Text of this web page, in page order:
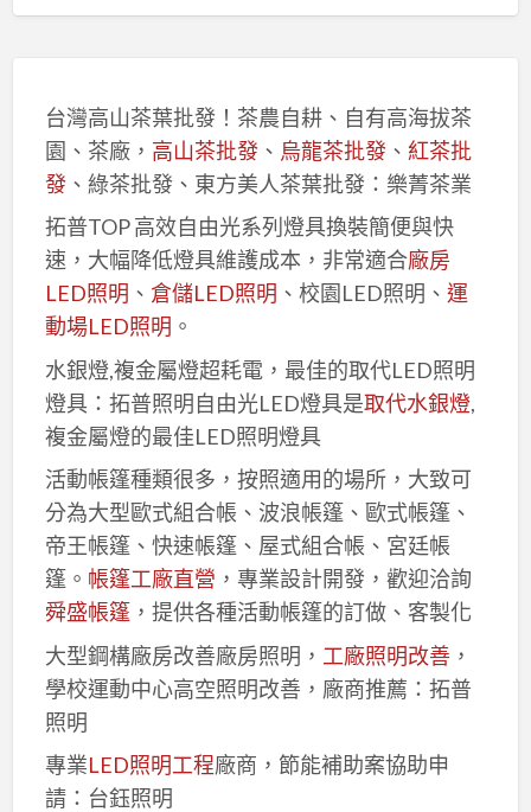
台灣高山茶葉批發！茶農自耕、自有高海拔茶
園、茶廠， 高山茶批發、 烏龍茶批發、 紅茶批
發、綠茶批發、東方美人茶葉批發：樂菁茶業
拓普TOP 高效自由光系列燈具換裝簡便與快
速，大幅降低燈具維護成本，非常適合廠房
LED照明 、 倉儲LED照明 、校園LED照明、 運
動場LED照明 。
水銀燈,複金屬燈超耗電，最佳的取代LED照明
燈具：拓普照明自由光LED燈具是取代水銀燈,
複金屬燈的最佳LED照明燈具
活動帳篷種類很多，按照適用的場所，大致可
分為大型歐式組合帳、波浪帳篷、歐式帳篷、
帝王帳篷、快速帳篷、屋式組合帳、宮廷帳
篷。 帳篷工廠直營 ，專業設計開發，歡迎洽詢
舜盛帳篷，提供各種活動帳篷的訂做、客製化
大型鋼構廠房改善廠房照明， 工廠照明改善，
學校運動中心高空照明改善，廠商推薦：拓普
照明
專業LED照明工程廠商，節能補助案協助申
請：台鈺照明